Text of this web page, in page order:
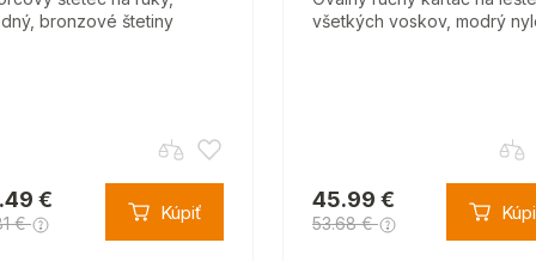
bronzové štetiny
€
€ Kúpiť
všetkých voskov, modrý
45.99 €
53.68 €